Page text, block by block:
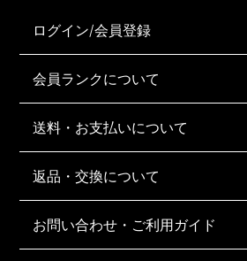
ログイン/会員登録
会員ランクについて
送料・お支払いについて
返品・交換について
お問い合わせ・ご利用ガイド